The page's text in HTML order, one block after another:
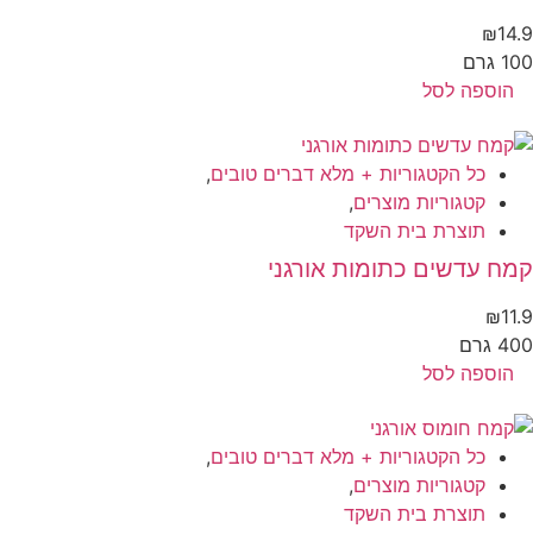
₪
גרם
הוספה לסל
כל הקטגוריות + מלא דברים טובים,
קטגוריות מוצרים,
תוצרת בית השקד
עדשים כתומות אורגני
₪
גרם
הוספה לסל
כל הקטגוריות + מלא דברים טובים,
קטגוריות מוצרים,
תוצרת בית השקד